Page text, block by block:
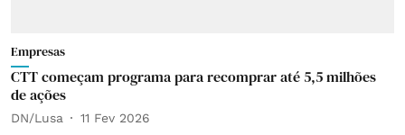
Empresas
CTT começam programa para recomprar até 5,5 milhões
de ações
DN/Lusa 11 Fev 2026